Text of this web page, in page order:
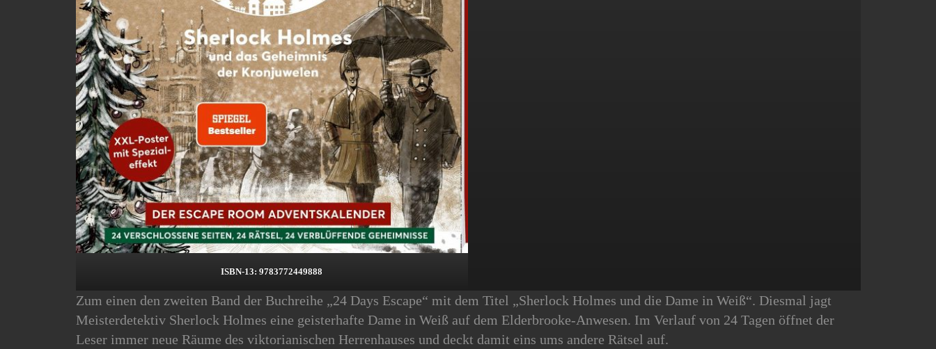
ISBN-13: 9783772449888
Zum einen den zweiten Band der Buchreihe „24 Days Escape“ mit dem Titel „Sherlock Holmes und die Dame in Weiß“. Diesmal jagt
Meisterdetektiv Sherlock Holmes eine geisterhafte Dame in Weiß auf dem Elderbrooke-Anwesen. Im Verlauf von 24 Tagen öffnet der
Leser immer neue Räume des viktorianischen Herrenhauses und deckt damit eins ums andere Rätsel auf.